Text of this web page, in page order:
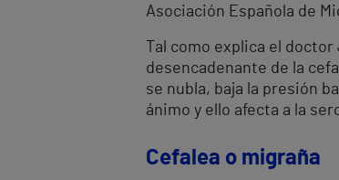
Asociación Española de
Tal como explica el
desencadenante de la
se nubla, baja la presión
ánimo y ello afecta a la
Cefalea o migraña